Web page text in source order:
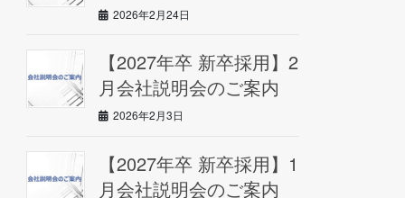
2026年2月24日
【2027年卒 新卒採用】2
月会社説明会のご案内
2026年2月3日
【2027年卒 新卒採用】1
月会社説明会のご案内